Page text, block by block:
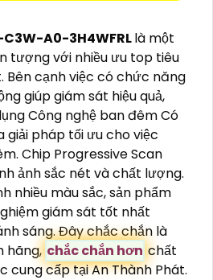
C3W-A0-3H4WFRLlà một
tượng với nhiều ưu top tiêu
Bên cạnh việc có chức năng
giúp giám sát hiệu quả,
Công nghệ ban đêm Có
giải pháp tối ưu cho việc
Chip Progressive Scan
ảnh sắc nét và chất lượng.
nhiều màu sắc, sản phẩm
giám sát tốt nhất
sáng. Đây chắc chắn là
hãng, chắc chắn hơn chất
cung cấp tại An Thành Phát.